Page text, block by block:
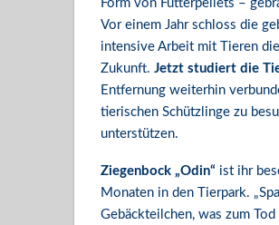
Form von Futterpellets –
Vor einem Jahr schloss die
intensive Arbeit mit Tieren
Zukunft. Jetzt studiert die
Entfernung weiterhin
tierischen Schützlinge zu
unterstützen.
Ziegenbock „Odin“ ist ihr
Monaten in den Tierpark.
Gebäckteilchen, was zum